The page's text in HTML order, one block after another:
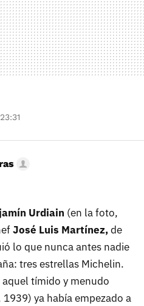
Urdiain (en la foto,
José Luis Martínez,de
lo que nunca antes nadie
tres estrellas Michelin.
tímido y menudo
ya había empezado a